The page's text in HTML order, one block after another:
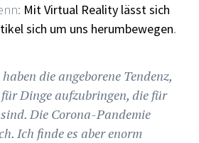
Mit Virtual Reality lässt sich
sich um uns herumbewegen.
die angeborene Tendenz,
Dinge aufzubringen, die für
Die Corona-Pandemie
Ich finde es aber enorm